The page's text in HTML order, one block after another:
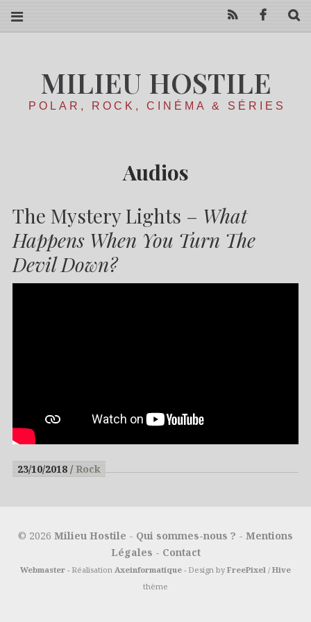
MILIEU HOSTILE
POLAR, ROCK, CINÉMA & SÉRIES
Audios
The Mystery Lights – What
Happens When You Turn The
Devil Down?
23/10/2018 Rock
© 2026 Milieu Hostile - Qui sommes-nous ? - Mentions
Légales - Contact
Webmaster - Réalisation Axeinformatique - Design by FreePixel / Hive
thème
RSS